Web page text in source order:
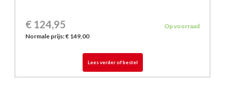
€ 124,95
Op voorraad
Normale prijs:€ 149,00
Lees verder of bestel